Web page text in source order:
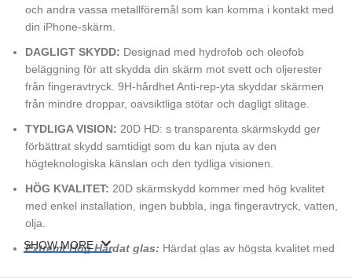
och andra vassa metallföremål som kan komma i kontakt med
din iPhone-skärm.
DAGLIGT SKYDD: Designad med hydrofob och oleofob
beläggning för att skydda din skärm mot svett och oljerester
från fingeravtryck. 9H-hårdhet Anti-rep-yta skyddar skärmen
från mindre droppar, oavsiktliga stötar och dagligt slitage.
TYDLIGA VISION:20D HD: s transparenta skärmskydd ger
förbättrat skydd samtidigt som du kan njuta av den
högteknologiska känslan och den tydliga visionen.
HÖG KVALITET: 20D skärmskydd kommer med hög kvalitet
med enkel installation, ingen bubbla, inga fingeravtryck, vatten,
olja.
Extremt Hög Härdat glas: Härdat glas av högsta kvalitet med
SHOW MORE